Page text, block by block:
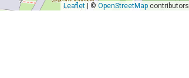
Leaflet| © OpenStreetMapcontributors